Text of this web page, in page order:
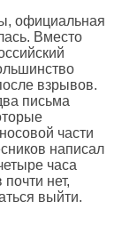
официальная
Вместо
взрывов.
письма
части
написал
часа
нет,
выйти.